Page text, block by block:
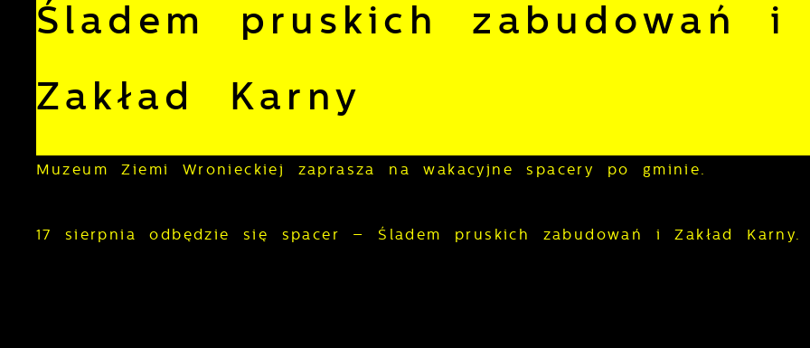
Śladem pruskich zabudowań i
Zakład Karny
Muzeum Ziemi Wronieckiej zaprasza na wakacyjne spacery po gminie.
17 sierpnia odbędzie się spacer – Śladem pruskich zabudowań i Zakład Karny.